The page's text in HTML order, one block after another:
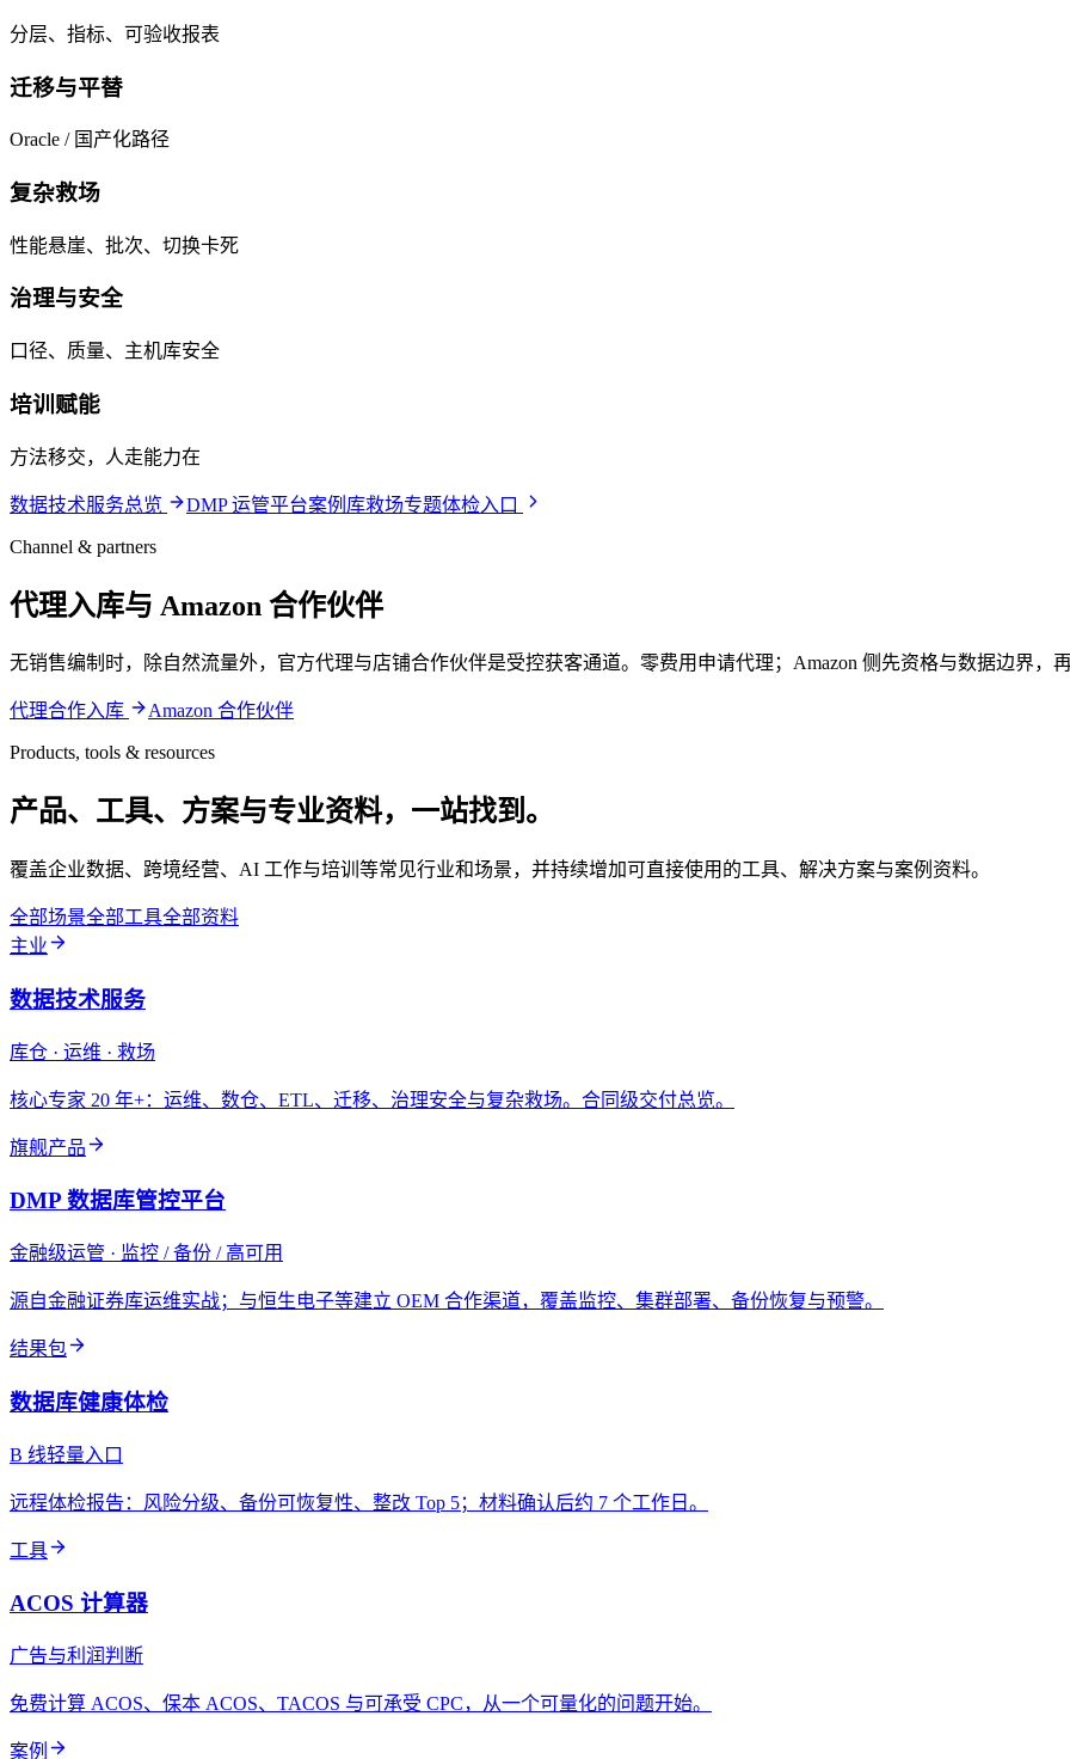
分层、指标、可验收报表
迁移与平替
Oracle / 国产化路径
复杂救场
性能悬崖、批次、切换卡死
治理与安全
口径、质量、主机库安全
培训赋能
方法移交，人走能力在
数据技术服务总览 DMP 运管平台案例库救场专题体检入口
Channel & partners
代理入库与 Amazon 合作伙伴
无销售编制时，除自然流量外，官方代理与店铺合作伙伴是受控获客通道。零费用申请代理；Amazon 侧先资格与数据边界，
代理合作入库 Amazon 合作伙伴
Products, tools & resources
产品、工具、方案与专业资料，一站找到。
覆盖企业数据、跨境经营、AI 工作与培训等常见行业和场景，并持续增加可直接使用的工具、解决方案与案例资料。
全部场景全部工具全部资料
主业
数据技术服务
库仓 · 运维 · 救场
核心专家 20 年+：运维、数仓、ETL、迁移、治理安全与复杂救场。合同级交付总览。
旗舰产品
DMP 数据库管控平台
金融级运管 · 监控 / 备份 / 高可用
源自金融证券库运维实战；与恒生电子等建立 OEM 合作渠道，覆盖监控、集群部署、备份恢复与预警。
结果包
数据库健康体检
B 线轻量入口
远程体检报告：风险分级、备份可恢复性、整改 Top 5；材料确认后约 7 个工作日。
工具
ACOS 计算器
广告与利润判断
免费计算 ACOS、保本 ACOS、TACOS 与可承受 CPC，从一个可量化的问题开始。
案例